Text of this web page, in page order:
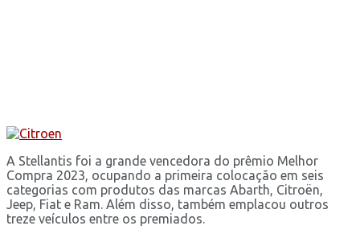
A Stellantis foi a grande vencedora do prêmio Melhor
Compra 2023, ocupando a primeira colocação em seis
categorias com produtos das marcas Abarth, Citroën,
Jeep, Fiat e Ram. Além disso, também emplacou outros
treze veículos entre os premiados.